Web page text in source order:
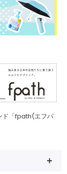
ド「fpath(エフパ